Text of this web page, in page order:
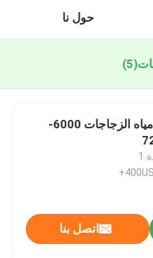
حول نا
(5)
خط تعبئة مياه الزجاجات 6000-
اتصل بنا